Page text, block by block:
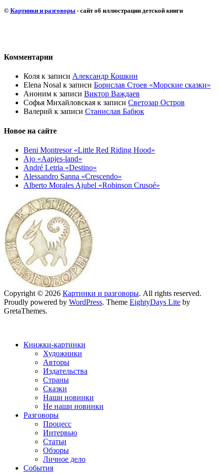
© Картинки и разговоры - сайт об иллюстрации детской книги
Комментарии
Коля к записи Александр Кошкин
Elena Nosal к записи Борислав Стоев «Морские сказки»
Аноним к записи Виктор Важдаев
Софья Михайловская к записи Светозар Остров
Валерий к записи Станислав Бабюк
Новое на сайте
Beni Montresor «Little Red Riding Hood»
Ajo «Aapjes-land»
André Letria «Destino»
Alessandro Sanna «Crescendo»
Alberto Morales Ajubel «Robinson Crusoé»
Copyright © 2026 Картинки и разговоры. All rights reserved.
Proudly powered by WordPress. Theme EightyDays Lite by
GretaThemes.
Книжки-картинки
Художники
Авторы
Издательства
Страны
Сказки
Наши новинки
Не наши новинки
Разговоры
Процесс
Интервью
Статьи
Обзоры
Личное дело
События